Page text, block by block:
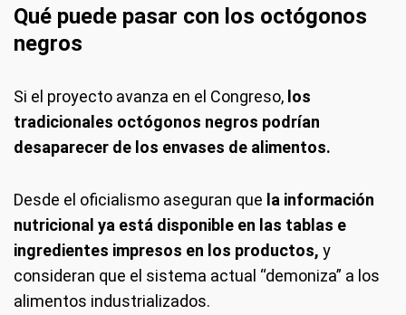
Qué puede pasar con los octógonos
negros
Si el proyecto avanza en el Congreso, los
tradicionales octógonos negros podrían
desaparecer de los envases de alimentos.
Desde el oficialismo aseguran que la información
nutricional ya está disponible en las tablas e
ingredientes impresos en los productos, y
consideran que el sistema actual “demoniza” a los
alimentos industrializados.